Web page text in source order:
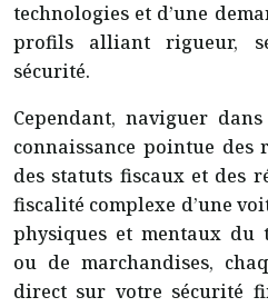
technologies et d’une
profils alliant rigueur,
sécurité.
Cependant, naviguer
connaissance pointue des
des statuts fiscaux et des
fiscalité complexe d’une
physiques et mentaux du
ou de marchandises,
direct sur votre sécurité